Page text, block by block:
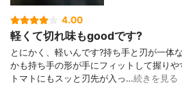
4.00
軽くて切れ味もgoodです?
とにかく、軽いんです?持ち手と刃が一体
かも持ち手の形が手にフィットして握りや
トマトにもスッと刃先が入っ…続きを見る